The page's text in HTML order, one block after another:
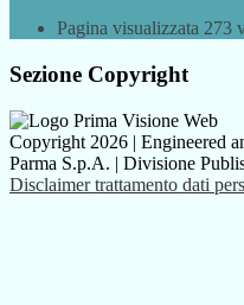
Pagina visualizzata 273
Sezione Copyright
Copyright 2026 | Engineered
Parma S.p.A. | Divisione
Disclaimer trattamento dati